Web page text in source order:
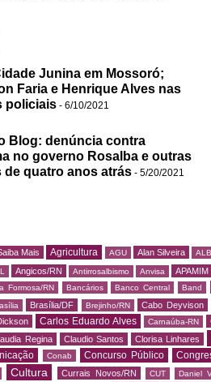
Junina em Mossoró;
Faria e Henrique Alves nas
policiais - 6/10/2021
Blog: denúncia contra
no governo Rosalba e outras
de quatro anos atrás - 5/20/2021
Mais Agricultura AGU Alan Silveira
Angicos/RN Antirrosalbismo Anvisa APAMIM
Formosa/RN Bancários Banco Central Band
Brasília/DF Brejinho/RN Cabo Deyvison
Carlos Eduardo Alves Carnaúba-RN
Regina Claudio Santos Clorisa Linhares
Conab Concurso Público
Cultura Currais Novos/RN CUT Daniel